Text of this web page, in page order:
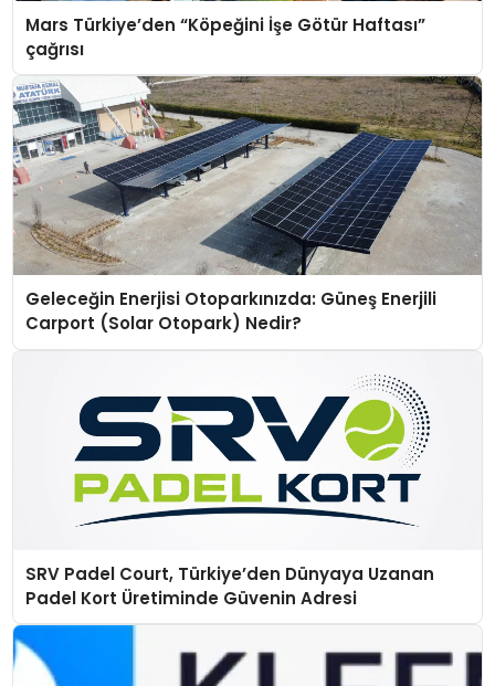
Mars Türkiye’den “Köpeğini İşe Götür Haftası”
çağrısı
Geleceğin Enerjisi Otoparkınızda: Güneş Enerjili
Carport (Solar Otopark) Nedir?
SRV Padel Court, Türkiye’den Dünyaya Uzanan
Padel Kort Üretiminde Güvenin Adresi